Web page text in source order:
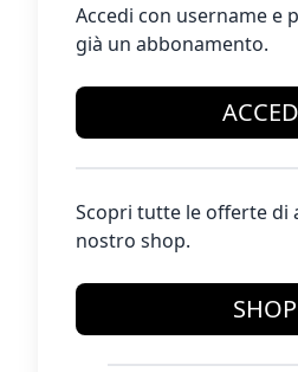
Accedi con username e
già un abbonamento.
Scopri tutte le offerte di
nostro shop.
SHOP